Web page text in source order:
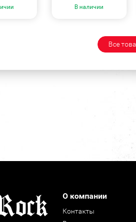
В наличии
Все
О компании
Контакты